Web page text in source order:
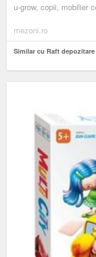
u-grow, copii, mobilier
mezoni.ro
Similar cu Raft